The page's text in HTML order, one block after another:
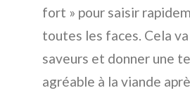
fort » pour saisir
toutes les faces. Cela
saveurs et donner une
agréable à la viande